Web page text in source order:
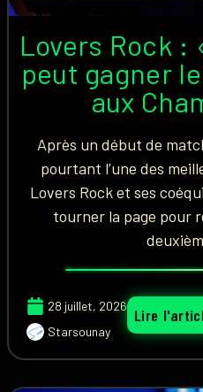
Lovers Rock :
peut gagner
aux
Après un début de
pourtant l’une des
Lovers Rock et ses
tourner la page pour
28 juillet, 2026
Starsounay
Lire